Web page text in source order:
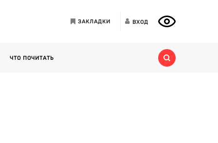
ЗАКЛАДКИ ВХОД
ЧТО ПОЧИТАТЬ